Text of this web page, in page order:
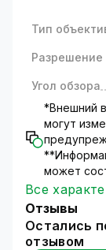
функциями
IP67, что
Тип
Разрешение
Угол обзора
*Внешний
могут
может
Все
Отзывы
Остались
отзывом